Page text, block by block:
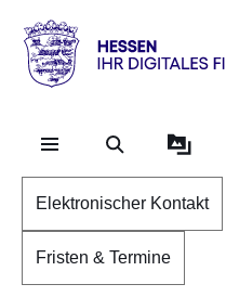
Hessen
Ihr
Finanzamt
Elektronischer Kontakt
Fristen & Termine